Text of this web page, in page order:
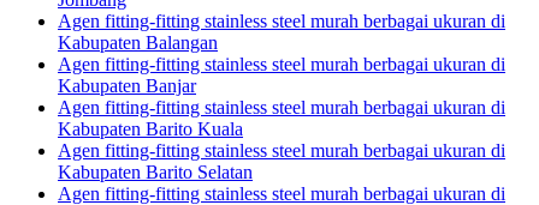
Agen fitting-fitting stainless steel murah berbagai ukuran di
Kabupaten Balangan
Agen fitting-fitting stainless steel murah berbagai ukuran di
Kabupaten Banjar
Agen fitting-fitting stainless steel murah berbagai ukuran di
Kabupaten Barito Kuala
Agen fitting-fitting stainless steel murah berbagai ukuran di
Kabupaten Barito Selatan
Agen fitting-fitting stainless steel murah berbagai ukuran di